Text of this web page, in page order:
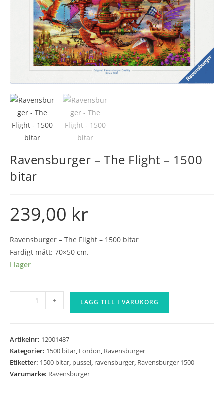
Ravensburger – The Flight – 1500
bitar
239,00 kr
Ravensburger – The Flight – 1500 bitar
Färdigt mått: 70×50 cm.
I lager
Ravensburger
-
Flight
-
1500
bitar
- + LÄGG TILL I VARUKORG
Artikelnr: 12001487
Kategorier: 1500 bitar, Fordon, Ravensburger
Etiketter: 1500 bitar, pussel, ravensburger, Ravensburger 1500
Varumärke: Ravensburger